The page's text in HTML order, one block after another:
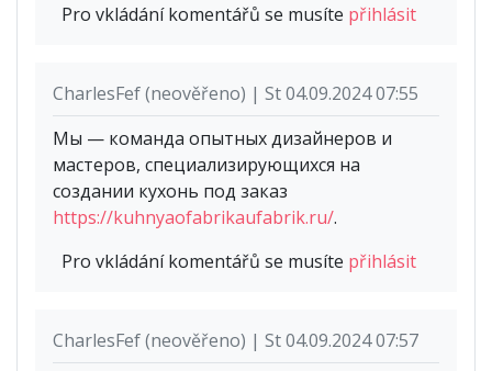
Pro vkládání komentářů se musíte přihlásit
CharlesFef (neověřeno) | St 04.09.2024 07:55
Мы — команда опытных дизайнеров и
мастеров, специализирующихся на
создании кухонь под заказ
https://kuhnyaofabrikaufabrik.ru/.
Pro vkládání komentářů se musíte přihlásit
CharlesFef (neověřeno) | St 04.09.2024 07:57